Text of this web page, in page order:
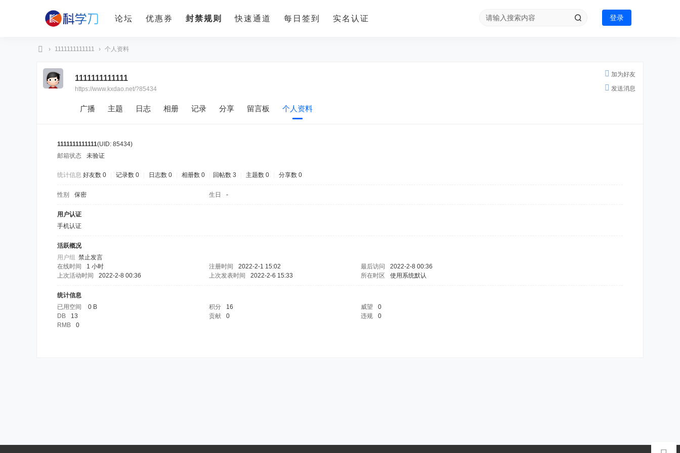
论坛 优惠券 封禁规则 快速通道 每日签到 实名认证 登录
› 1111111111111 › 个人资料
加为好友
发送消息
1111111111111
https://www.kxdao.net/?85434
广播 主题 日志 相册 记录 分享 留言板 个人资料
1111111111111(UID: 85434)
邮箱状态
未验证
统计信息 好友数 0 记录数 0 日志数 0 相册数 0 回帖数 3 主题数 0 分享数 0
性别 保密 生日 -
用户认证
手机认证
活跃概况
用户组 禁止发言
在线时间
1 小时 注册时间 2022-2-1 15:02 最后访问
2022-2-8 00:36
上次活动时间
2022-2-8 00:36 上次发表时间 2022-2-6 15:33 所在时区 使用系统默认
统计信息
已用空间
0 B 积分 16 威望
0
DB
13 贡献 0 违规
0
RMB
0